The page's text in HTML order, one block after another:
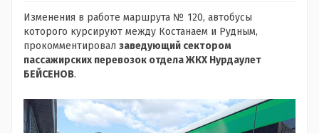
Изменения в работе маршрута № 120, автобусы
которого курсируют между Костанаем и Рудным,
прокомментировал заведующий сектором
пассажирских перевозок отдела ЖКХ Нурдаулет
БЕЙСЕНОВ.